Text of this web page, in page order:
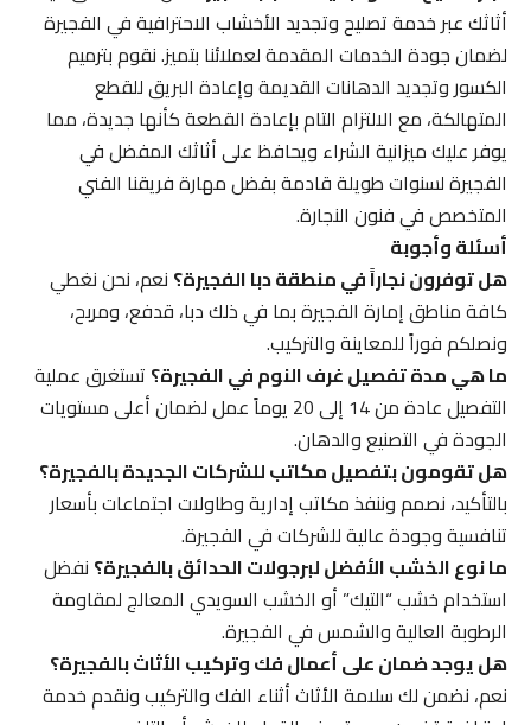
أثاثك عبر خدمة تصليح وتجديد الأخشاب الاحترافية في الفجيرة
لضمان جودة الخدمات المقدمة لعملائنا بتميز. نقوم بترميم
الكسور وتجديد الدهانات القديمة وإعادة البريق للقطع
المتهالكة، مع الالتزام التام بإعادة القطعة كأنها جديدة، مما
يوفر عليك ميزانية الشراء ويحافظ على أثاثك المفضل في
الفجيرة لسنوات طويلة قادمة بفضل مهارة فريقنا الفني
المتخصص في فنون النجارة.
أسئلة وأجوبة
هل توفرون نجاراً في منطقة دبا الفجيرة؟نعم، نحن نغطي
كافة مناطق إمارة الفجيرة بما في ذلك دبا، قدفع، ومربح،
ونصلكم فوراً للمعاينة والتركيب.
ما هي مدة تفصيل غرف النوم في الفجيرة؟تستغرق عملية
التفصيل عادة من 14 إلى 20 يوماً عمل لضمان أعلى مستويات
الجودة في التصنيع والدهان.
هل تقومون بتفصيل مكاتب للشركات الجديدة بالفجيرة؟
بالتأكيد، نصمم وننفذ مكاتب إدارية وطاولات اجتماعات بأسعار
تنافسية وجودة عالية للشركات في الفجيرة.
ما نوع الخشب الأفضل لبرجولات الحدائق بالفجيرة؟نفضل
استخدام خشب “التيك” أو الخشب السويدي المعالج لمقاومة
الرطوبة العالية والشمس في الفجيرة.
هل يوجد ضمان على أعمال فك وتركيب الأثاث بالفجيرة؟
نعم، نضمن لك سلامة الأثاث أثناء الفك والتركيب ونقدم خدمة